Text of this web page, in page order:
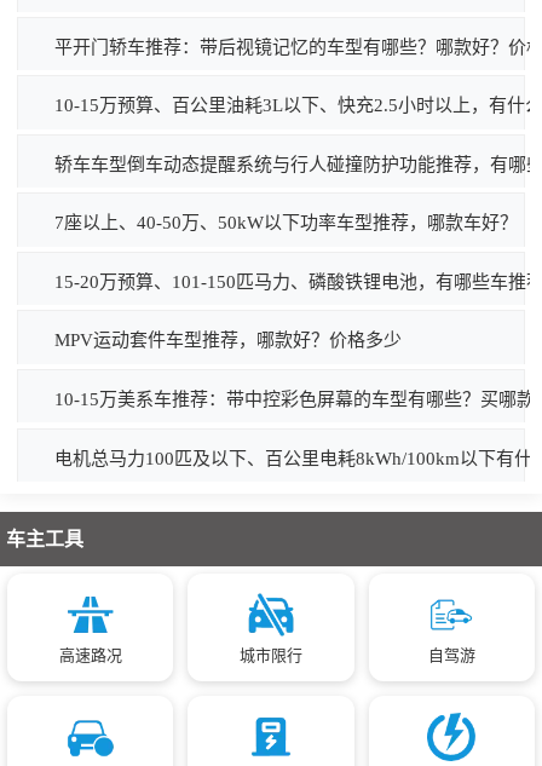
平开门轿车推荐：带后视镜记忆的车型有哪些？哪款好？价
10-15万预算、百公里油耗3L以下、快充2.5小时以上，有什
轿车车型倒车动态提醒系统与行人碰撞防护功能推荐，有哪
7座以上、40-50万、50kW以下功率车型推荐，哪款车好？
15-20万预算、101-150匹马力、磷酸铁锂电池，有哪些车推
MPV运动套件车型推荐，哪款好？价格多少
10-15万美系车推荐：带中控彩色屏幕的车型有哪些？买哪款
电机总马力100匹及以下、百公里电耗8kWh/100km以下有
车主工具
高速路况 城市限行 自驾游